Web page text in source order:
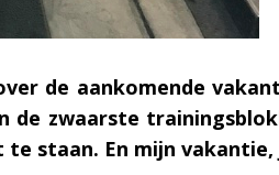
de aankomende
zwaarste
staan. En mijn